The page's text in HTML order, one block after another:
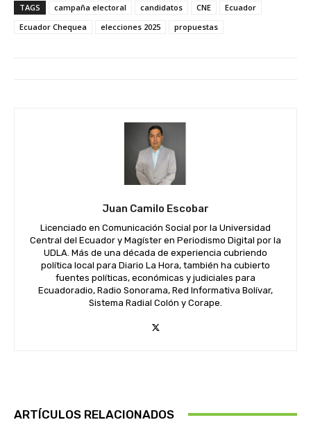
TAGS campaña electoral candidatos CNE
Ecuador
Ecuador Chequea
elecciones 2025 propuestas
Juan Camilo Escobar
Licenciado en Comunicación Social por la Universidad
Central del Ecuador y Magíster en Periodismo Digital por la
UDLA. Más de una década de experiencia cubriendo
política local para Diario La Hora, también ha cubierto
fuentes políticas, económicas y judiciales para
Ecuadoradio, Radio Sonorama, Red Informativa Bolívar,
Sistema Radial Colón y Corape.
ARTÍCULOS RELACIONADOS